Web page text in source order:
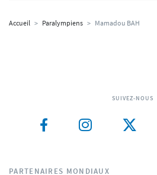
Accueil > Paralympiens > Mamadou BAH
SUIVEZ-NOUS
PARTENAIRES MONDIAUX